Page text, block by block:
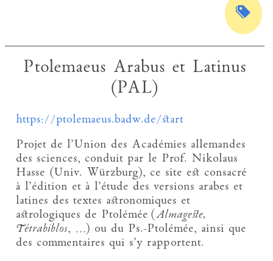
Ptolemaeus Arabus et Latinus
(PAL)
https://ptolemaeus.badw.de/start
Projet de l’Union des Académies allemandes
des sciences, conduit par le Prof. Nikolaus
Hasse (Univ. Würzburg), ce site est consacré
à l’édition et à l’étude des versions arabes et
latines des textes astronomiques et
astrologiques de Ptolémée (Almageste,
Tétrabiblos, …) ou du Ps.-Ptolémée, ainsi que
des commentaires qui s’y rapportent.